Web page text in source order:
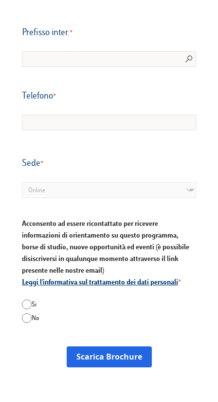
Prefisso inter.
Telefono​​​​​​​
Sede
Acconsento ad essere ricontattato per ricevere
informazioni di orientamento su questo programma,
borse di studio, nuove opportunità ed eventi (è possibile
disiscriversi in qualunque momento attraverso il link
presente nelle nostre email)
Leggi l'informativa sul trattamento dei dati personali
Si
No
Scarica Brochure